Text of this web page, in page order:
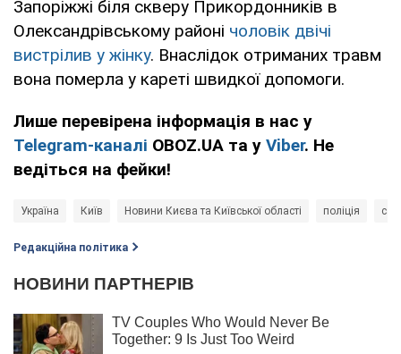
Запоріжжі біля скверу Прикордонників в
Олександрівському районі чоловік двічі
вистрілив у жінку. Внаслідок отриманих травм
вона померла у кареті швидкої допомоги.
Лише перевірена інформація в нас у
Telegram-каналі OBOZ.UA та у Viber. Не
ведіться на фейки!
Україна Київ Новини Києва та Київської області поліція
Редакційна політика